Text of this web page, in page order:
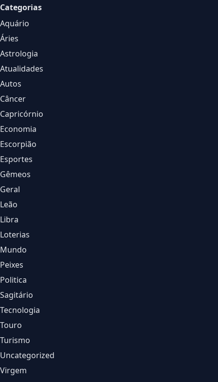
Categorias
Aquário
Áries
Astrologia
Atualidades
Autos
Câncer
Capricórnio
Economia
Escorpião
Esportes
Gêmeos
Geral
Leão
Libra
Loterias
Mundo
Peixes
Politica
Sagitário
Tecnologia
Touro
Turismo
Uncategorized
Virgem